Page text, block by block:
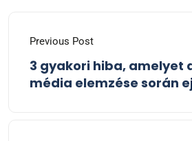
Previous Post
3 gyakori hiba, amelyet
média elemzése során